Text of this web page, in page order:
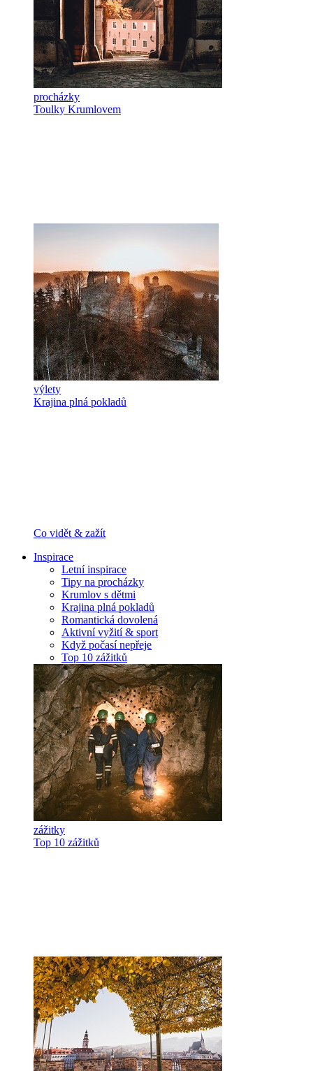
procházky
Toulky Krumlovem
výlety
Krajina plná pokladů
Co vidět & zažít
Inspirace
Letní inspirace
Tipy na procházky
Krumlov s dětmi
Krajina plná pokladů
Romantická dovolená
Aktivní vyžití & sport
Když počasí nepřeje
Top 10 zážitků
zážitky
Top 10 zážitků